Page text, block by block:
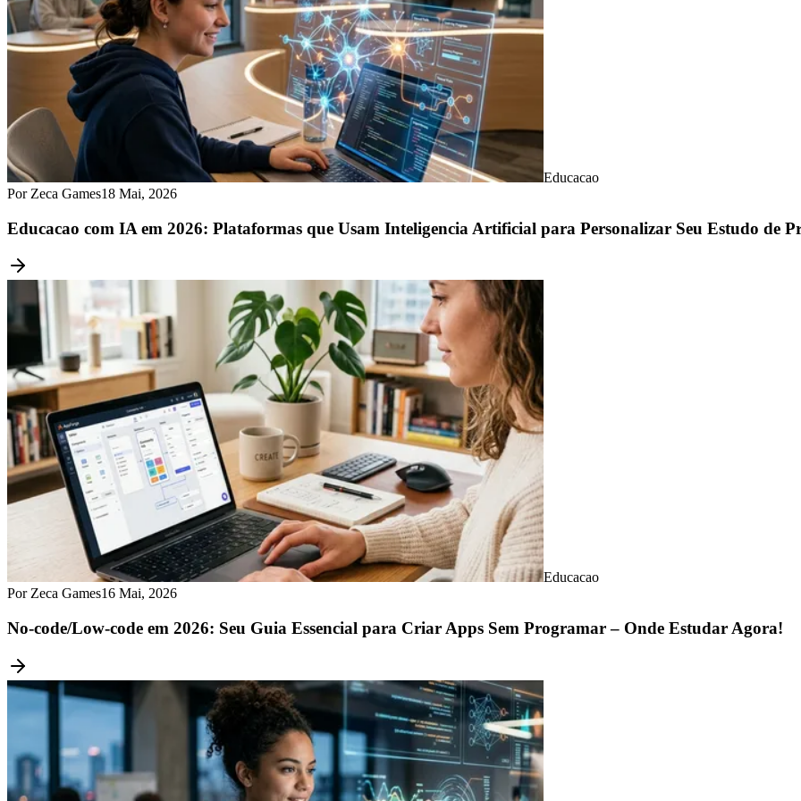
Educacao
Por Zeca Games18 Mai, 2026
Educacao com IA em 2026: Plataformas que Usam Inteligencia Artificial para Personalizar Seu Estudo de
Educacao
Por Zeca Games16 Mai, 2026
No-code/Low-code em 2026: Seu Guia Essencial para Criar Apps Sem Programar – Onde Estudar Agora!